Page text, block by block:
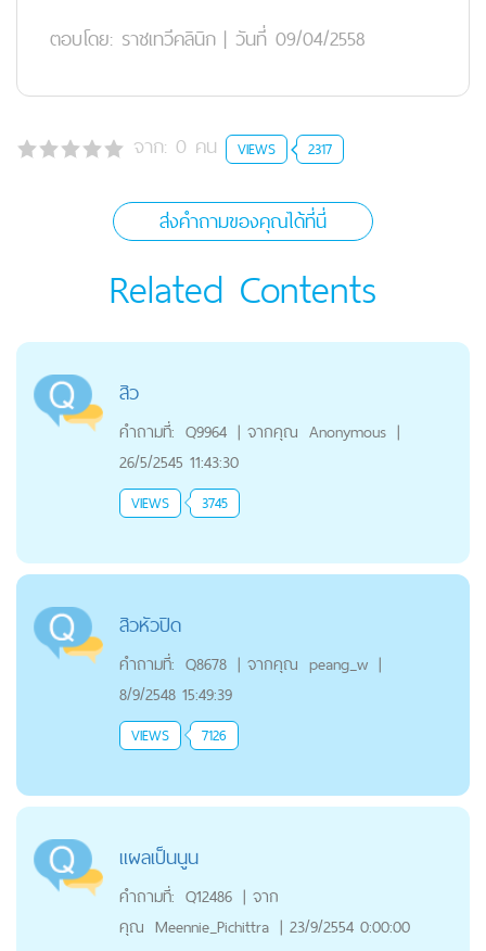
ตอบโดย: ราชเทวีคลินิก | วันที่ 09/04/2558
จาก: 0 คน VIEWS 2317
ส่งคำถามของคุณได้ที่นี่
Related Contents
สิว
คำถามที่: Q9964 | จากคุณ Anonymous |
26/5/2545 11:43:30
VIEWS 3745
สิวหัวปิด
คำถามที่: Q8678 | จากคุณ peang_w |
8/9/2548 15:49:39
VIEWS 7126
แผลเป็นนูน
คำถามที่: Q12486 | จาก
คุณ Meennie_Pichittra | 23/9/2554 0:00:00